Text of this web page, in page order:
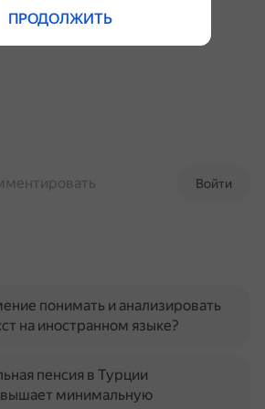
Войти
понимать и анализировать
на иностранном языке?
пенсия в Турции
минимальную
ПРОДОЛЖИТЬ